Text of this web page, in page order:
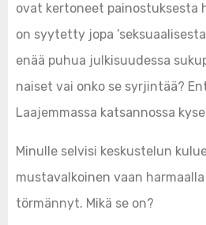
ovat kertoneet painostuksesta
on syytetty jopa
enää puhua julkisuudessa
naiset vai onko se syrjintää?
Laajemmassa katsannossa
Minulle selvisi keskustelun
mustavalkoinen vaan
törmännyt. Mikä se on?